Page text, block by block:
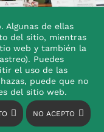
Algunas de ellas
del sitio, mientras
web y también la
Puedes
el uso de las
puede que no
del sitio web.
NO ACEPTO